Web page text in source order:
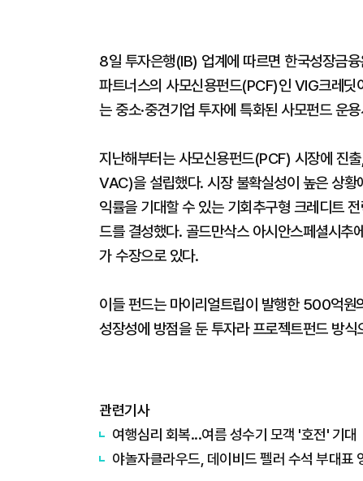
8일 투자은행(IB) 업계에 따르면 한국성장금
파트너스의 사모신용펀드(PCF)인 VIG크레
는 중소·중견기업 투자에 특화된 사모펀드 운
지난해부터는 사모신용펀드(PCF) 시장에
VAC)을 설립했다. 시장 불확실성이 높은 상
익률을 기대할 수 있는 기회추구형 크레디트
드를 결성했다. 골드만삭스 아시안스페셜시
가 수장으로 있다.
이들 펀드는 마이리얼트립이 발행한 500억
성장성에 방점을 둔 투자라 프로젝트펀드 방
관련기사
여행심리 회복...여름 성수기 모객 '호전' 기대
야놀자클라우드, 데이비드 펠러 수석 부대표